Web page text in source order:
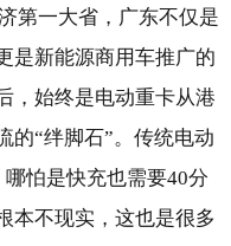
第一大省，广东不仅是
是新能源商用车推广的
，始终是电动重卡从港
的“绊脚石”。传统电动
怕是快充也需要40分
本不现实，这也是很多